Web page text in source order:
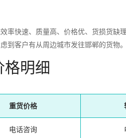
快速、质量高、价格优、货损货缺
到客户有从周边城市发往邯郸的货物。
明细
重货价格
电话咨询